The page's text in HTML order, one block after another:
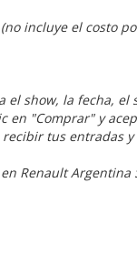
incluye el costo
el show, la fecha, el
en "Comprar" y
recibir tus entradas
Renault Argentina